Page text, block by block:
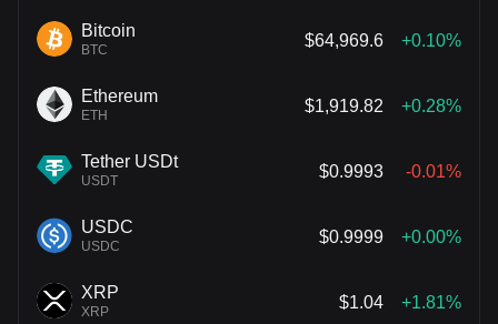
Bitcoin
BTC
$64,969.6 +0.10%
Ethereum
ETH
$1,919.82 +0.28%
Tether USDt
USDT
$0.9993 -0.01%
USDC
USDC
$0.9999 +0.00%
XRP
XRP
$1.04 +1.81%